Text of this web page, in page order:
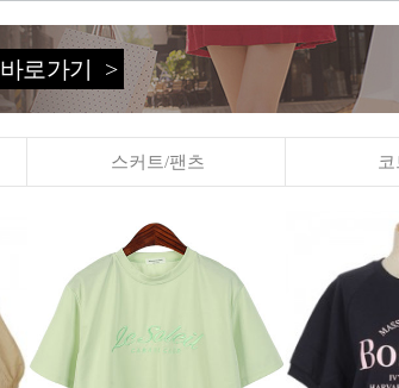
바로가기 >
스커트/팬츠